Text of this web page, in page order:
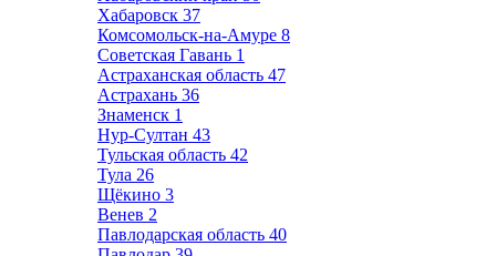
Хабаровск 37
Комсомольск-на-Амуре 8
Советская Гавань 1
Астраханская область 47
Астрахань 36
Знаменск 1
Нур-Султан 43
Тульская область 42
Тула 26
Щёкино 3
Венев 2
Павлодарская область 40